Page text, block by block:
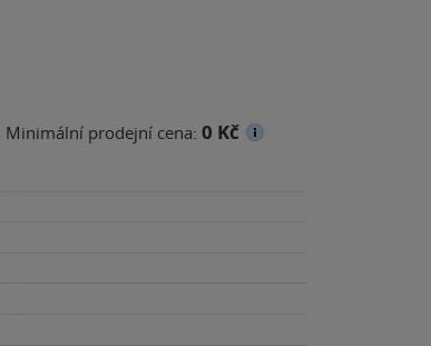
Minimální prodejní cena: 0 Kč